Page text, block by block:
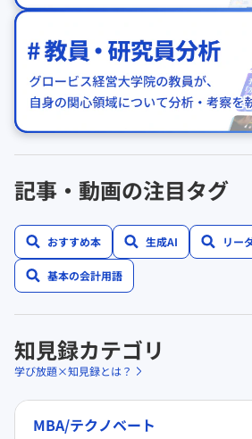
記事・動画の注目タグ
おすすめ本 生成AI リー
基本の会計用語
知見録カテゴリ
学び放題×知見録とは？
MBA/テクノベート